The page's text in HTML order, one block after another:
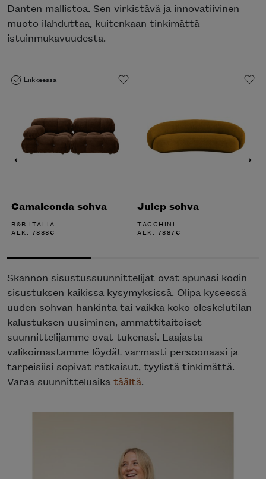
Danten mallistoa. Sen virkistävä ja innovatiivinen
muoto ilahduttaa, kuitenkaan tinkimättä
istuinmukavuudesta.
Liikkeessä
Camaleonda sohva
B&B ITALIA
ALK. 7888€
Julep sohva
TACCHINI
ALK. 7887€
Skannon sisustussuunnittelijat ovat apunasi kodin
sisustuksen kaikissa kysymyksissä. Olipa kyseessä
uuden sohvan hankinta tai vaikka koko oleskelutilan
kalustuksen uusiminen, ammattitaitoiset
suunnittelijamme ovat tukenasi. Laajasta
valikoimastamme löydät varmasti persoonaasi ja
tarpeisiisi sopivat ratkaisut, tyylistä tinkimättä.
Varaa suunnitteluaika täältä.